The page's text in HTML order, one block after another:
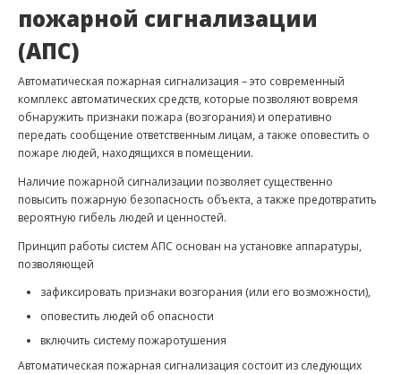
пожарной сигнализации
(АПС)
Автоматическая пожарная сигнализация – это современный
комплекс автоматических средств, которые позволяют вовремя
обнаружить признаки пожара (возгорания) и оперативно
передать сообщение ответственным лицам, а также оповестить о
пожаре людей, находящихся в помещении.
Наличие пожарной сигнализации позволяет существенно
повысить пожарную безопасность объекта, а также предотвратить
вероятную гибель людей и ценностей.
Принцип работы систем АПС основан на установке аппаратуры,
позволяющей
зафиксировать признаки возгорания (или его возможности),
оповестить людей об опасности
включить систему пожаротушения
Автоматическая пожарная сигнализация состоит из следующих